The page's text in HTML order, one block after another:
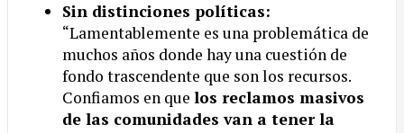
Sin distinciones políticas:
“Lamentablemente es una problemática de
muchos años donde hay una cuestión de
fondo trascendente que son los recursos.
Confiamos en que los reclamos masivos
de las comunidades van a tener la